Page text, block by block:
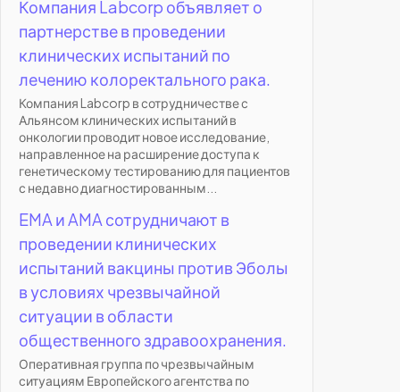
Компания Labcorp объявляет о
партнерстве в проведении
клинических испытаний по
лечению колоректального рака.
Компания Labcorp в сотрудничестве с
Альянсом клинических испытаний в
онкологии проводит новое исследование,
направленное на расширение доступа к
генетическому тестированию для пациентов
с недавно диагностированным...
EMA и AMA сотрудничают в
проведении клинических
испытаний вакцины против Эболы
в условиях чрезвычайной
ситуации в области
общественного здравоохранения.
Оперативная группа по чрезвычайным
ситуациям Европейского агентства по